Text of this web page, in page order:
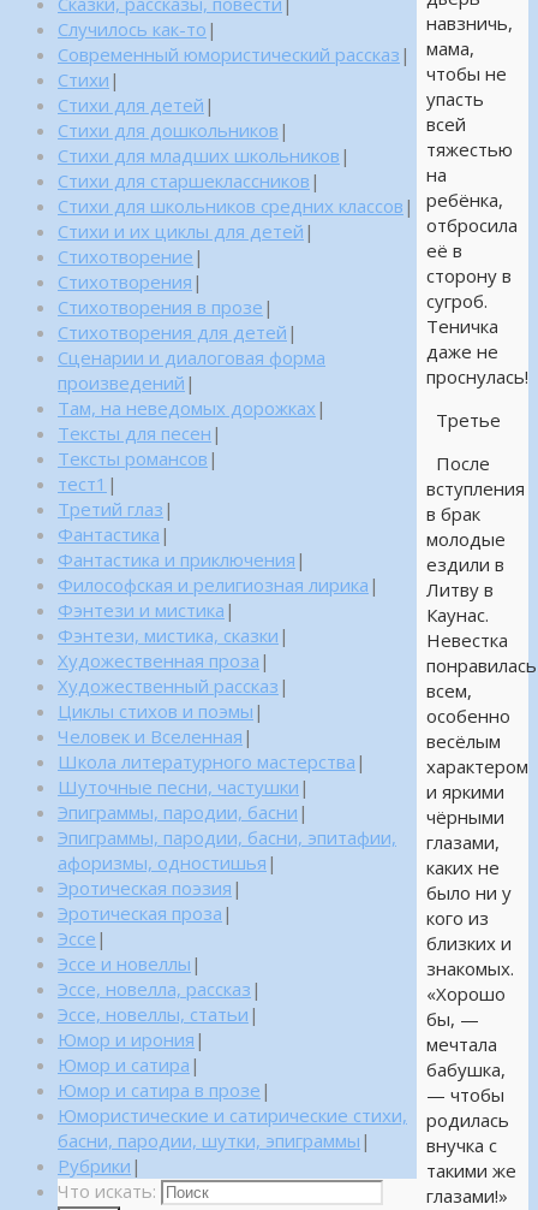
навзничь,
мама,
чтобы не
упасть
всей
тяжестью
на
ребёнка,
отбросила
её в
сторону в
сугроб.
Теничка
даже не
проснулась!
Третье
После
вступления
в брак
молодые
ездили в
Литву в
Каунас.
Невестка
понравилась
всем,
особенно
весёлым
характером
и яркими
чёрными
глазами,
каких не
было ни у
кого из
близких и
знакомых.
«Хорошо
бы, —
мечтала
бабушка,
— чтобы
родилась
внучка с
такими же
глазами!»
Случилось как-то |
Современный юмористический рассказ |
Стихи |
Стихи для детей |
Стихи для дошкольников |
Стихи для младших школьников |
Стихи для старшеклассников |
Стихи для школьников средних классов |
Стихи и их циклы для детей |
Стихотворение |
Стихотворения |
Стихотворения в прозе |
Стихотворения для детей |
Сценарии и диалоговая форма
произведений |
Там, на неведомых дорожках |
Тексты для песен |
Тексты романсов |
тест1 |
Третий глаз |
Фантастика |
Фантастика и приключения |
Философская и религиозная лирика |
Фэнтези и мистика |
Фэнтези, мистика, сказки |
Художественная проза |
Художественный рассказ |
Циклы стихов и поэмы |
Человек и Вселенная |
Школа литературного мастерства |
Шуточные песни, частушки |
Эпиграммы, пародии, басни |
Эпиграммы, пародии, басни, эпитафии,
афоризмы, одностишья |
Эротическая поэзия |
Эротическая проза |
Эссе |
Эссе и новеллы |
Эссе, новелла, рассказ |
Эссе, новеллы, статьи |
Юмор и ирония |
Юмор и сатира |
Юмор и сатира в прозе |
Юмористические и сатирические стихи,
басни, пародии, шутки, эпиграммы |
Рубрики |
Что искать: